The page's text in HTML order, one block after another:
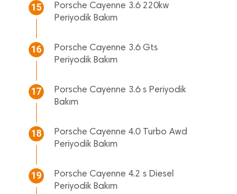
15
Porsche Cayenne 3.6 220kw
Periyodik Bakım
16
Porsche Cayenne 3.6 Gts
Periyodik Bakım
17
Porsche Cayenne 3.6 s Periyodik
Bakım
18
Porsche Cayenne 4.0 Turbo Awd
Periyodik Bakım
19
Porsche Cayenne 4.2 s Diesel
Periyodik Bakım